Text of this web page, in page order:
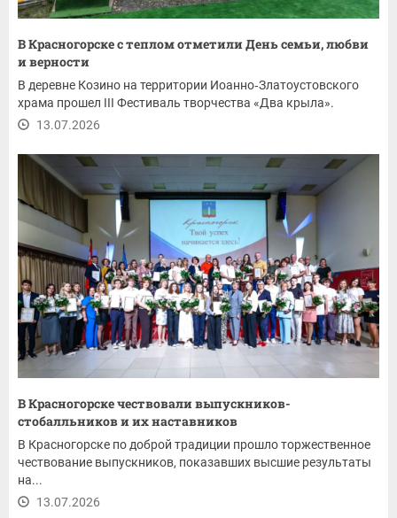
В Красногорске с теплом отметили День семьи, любви
и верности
В деревне Козино на территории Иоанно‑Златоустовского
храма прошел III Фестиваль творчества «Два крыла».
13.07.2026
В Красногорске чествовали выпускников-
стобалльников и их наставников
В Красногорске по доброй традиции прошло торжественное
чествование выпускников, показавших высшие результаты
на...
13.07.2026